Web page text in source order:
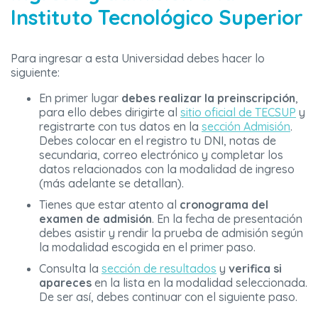
Instituto Tecnológico Superior
Para ingresar a esta Universidad debes hacer lo
siguiente:
En primer lugar debes realizar la preinscripción,
para ello debes dirigirte al sitio oficial de TECSUP y
registrarte con tus datos en la sección Admisión.
Debes colocar en el registro tu DNI, notas de
secundaria, correo electrónico y completar los
datos relacionados con la modalidad de ingreso
(más adelante se detallan).
Tienes que estar atento al cronograma del
examen de admisión. En la fecha de presentación
debes asistir y rendir la prueba de admisión según
la modalidad escogida en el primer paso.
Consulta la sección de resultados y verifica si
apareces en la lista en la modalidad seleccionada.
De ser así, debes continuar con el siguiente paso.